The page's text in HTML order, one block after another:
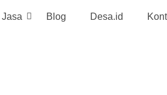
Jasa Blog Desa.id